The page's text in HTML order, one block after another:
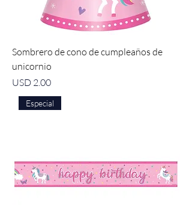
Sombrero de cono de cumpleaños de
unicornio
Precio
USD 2.00
Especial